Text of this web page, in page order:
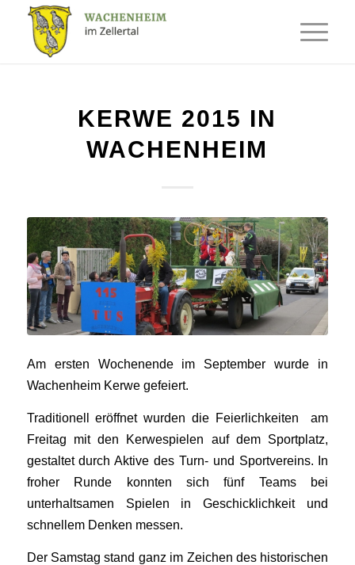
KERWE 2015 IN
WACHENHEIM
Am ersten Wochenende im September wurde in
Wachenheim Kerwe gefeiert.
Traditionell eröffnet wurden die Feierlichkeiten am
Freitag mit den Kerwespielen auf dem Sportplatz,
gestaltet durch Aktive des Turn- und Sportvereins. In
froher Runde konnten sich fünf Teams bei
unterhaltsamen Spielen in Geschicklichkeit und
schnellem Denken messen.
Der Samstag stand ganz im Zeichen des historischen